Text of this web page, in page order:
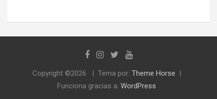
Copyright ©2026 Tema por: Theme Horse
Funciona gracias a: WordPress